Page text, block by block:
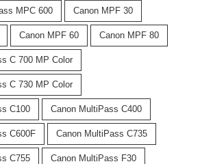
MPC 600 Canon MPF 30
Canon MPF 60 Canon MPF 80
C 700 MP Color
C 730 MP Color
C100 Canon MultiPass C400
C600F Canon MultiPass C735
C755 Canon MultiPass F30